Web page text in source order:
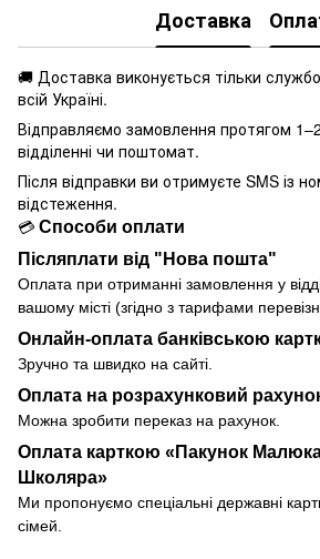
Доставка
🚚 Доставка виконується тільки
всій Україні.
Відправляємо замовлення протягом
відділенні чи поштомат.
Після відправки ви отримуєте SMS із
відстеження.
💳 Способи оплати
Післяплати від "Нова пошта"
Оплата при отриманні замовлення у
вашому місті (згідно з тарифами
Онлайн-оплата банківською
Зручно та швидко на сайті.
Оплата на розрахунковий
Можна зробити переказ на рахунок.
Оплата карткою «Пакунок
Школяра»
Ми пропонуємо спеціальні державні
сімей.